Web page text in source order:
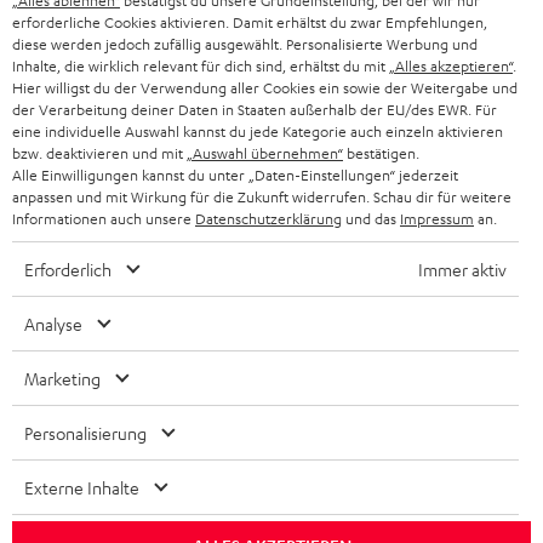
BLUETOOTH-LAUTSPRECHER
KOPFHÖRER
BLUETOOTH-KOPFHÖRER
STEREOANLAGEN
LAUTSPRECHER
ULTIMA-SERIE
IN-EAR-KOPFHÖRER
FANSHOP
NEUHEITEN
PARTNERPROGRAMM
BLOG
NEWSLETTER
STORES
DEINE VORTEILE BEI TEUFEL
UNSER MANAGEMENT
NACHHALTIGKEIT
UNSERE WERTE
BILDUNGSRABATT
SCHWEIZ
NIEDERLANDE
BELGIEN
FRANKREICH
POLEN
SPANIEN
ITALIEN
Technische Änderungen, Tippfehler und Irrtum vorbehalten. Das auf unseren
Fotos abgebildete Zubehör ist nicht im Lieferumfang enthalten. Etwaige
Entsorgungsgebühren für Batterien sind im Preis inbegriffen.
erforderliche Cookies aktivieren. Damit erhältst du zwar Empfehlungen,
diese werden jedoch zufällig ausgewählt. Personalisierte Werbung und
Inhalte, die wirklich relevant für dich sind, erhältst du mit „Alles akzeptieren“.
Hier willigst du der Verwendung aller Cookies ein sowie der Weitergabe und
der Verarbeitung deiner Daten in Staaten außerhalb der EU/des EWR. Für
eine individuelle Auswahl kannst du jede Kategorie auch einzeln aktivieren
bzw. deaktivieren und mit „Auswahl übernehmen“ bestätigen.
Alle Einwilligungen kannst du unter „Daten-Einstellungen“ jederzeit
anpassen und mit Wirkung für die Zukunft widerrufen. Schau dir für weitere
Informationen auch unsere Datenschutzerklärung und das Impressum an.
Erforderlich Immer aktiv
Analyse
Marketing
Personalisierung
Externe Inhalte